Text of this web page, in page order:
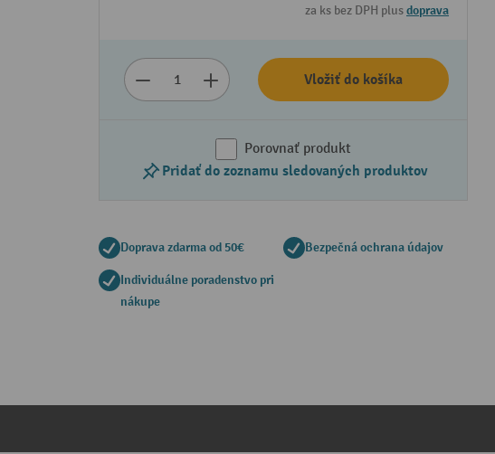
Prehrať video
za ks bez DPH plusdoprava
Vložiť do košíka
Porovnať produkt
Pridať do zoznamu sledovaných produktov
Doprava zdarma od 50€ Bezpečná ochrana údajov
Individuálne poradenstvo pri
nákupe